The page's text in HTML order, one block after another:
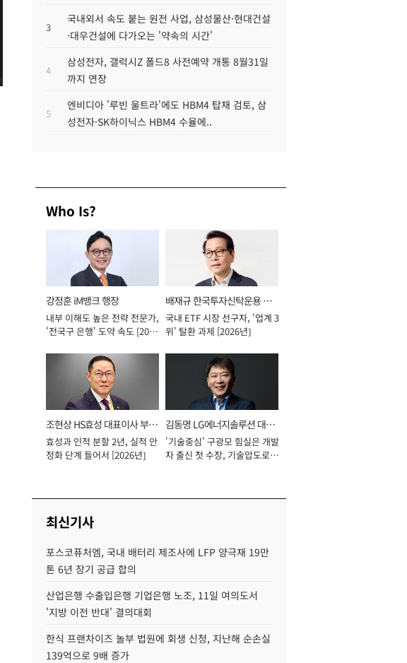
3
국내외서 속도 붙는 원전 사업, 삼성물산·현대건설
·대우건설에 다가오는 '약속의 시간'
4
삼성전자, 갤럭시Z 폴드8 사전예약 개통 8월31일
까지 연장
5
엔비디아 '루빈 울트라'에도 HBM4 탑재 검토, 삼
성전자·SK하이닉스 HBM4 수율에..
Who Is?
강정훈 iM뱅크 행장
내부 이해도 높은 전략 전문가,
'전국구 은행' 도약 속도 [2026
배재규 한국투자신탁운용 대
표이사 사장
국내 ETF 시장 선구자, '업계 3
위' 탈환 과제 [2026년]
조현상 HS효성 대표이사 부회
장
효성과 인적 분할 2년, 실적 안
정화 단계 들어서 [2026년]
김동명 LG에너지솔루션 대표
이사 사장
'기술중심' 구광모 힘실은 개발
자 출신 첫 수장, 기술압도로
최신기사
포스코퓨처엠, 국내 배터리 제조사에 LFP 양극재 19만
톤 6년 장기 공급 합의
산업은행 수출입은행 기업은행 노조, 11일 여의도서
'지방 이전 반대' 결의대회
한식 프랜차이즈 놀부 법원에 회생 신청, 지난해 순손실
139억으로 9배 증가